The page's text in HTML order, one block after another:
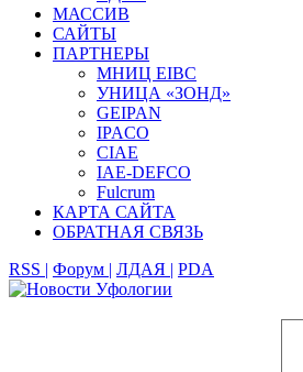
МАССИВ
САЙТЫ
ПАРТНЕРЫ
МНИЦ EIBC
УНИЦА «ЗОНД»
GEIPAN
IPACO
CIAE
IAE-DEFCO
Fulcrum
КАРТА САЙТА
ОБРАТНАЯ СВЯЗЬ
RSS | Форум | ЛДАЯ | PDA